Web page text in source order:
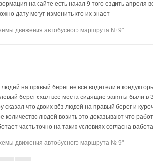
на сайте есть начал 9 того ездить апреля
дату могут изменить кто их знает
движения автобусного маршрута № 9"
людей на правый берег не все водители и
берег ехал все места сидящие заняты были в
сказал что двоих вёз людей на правый берег и
количество людей возить это доказывают что
часть точно на таких условиях согласна
движения автобусного маршрута № 9"